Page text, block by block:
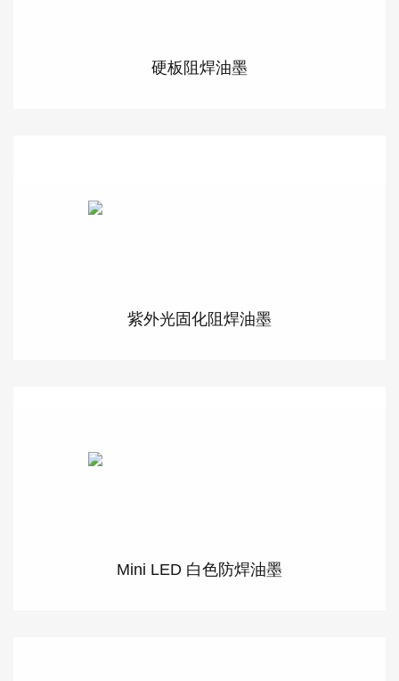
硬板阻焊油墨
紫外光固化阻焊油墨
Mini LED 白色防焊油墨